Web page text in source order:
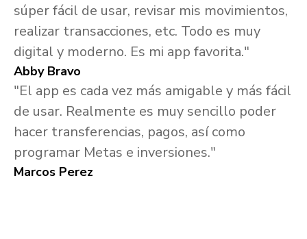
súper fácil de usar, revisar mis movimientos,
realizar transacciones, etc. Todo es muy
digital y moderno. Es mi app favorita."
Abby Bravo
"El app es cada vez más amigable y más fácil
de usar. Realmente es muy sencillo poder
hacer transferencias, pagos, así como
programar Metas e inversiones."
Marcos Perez